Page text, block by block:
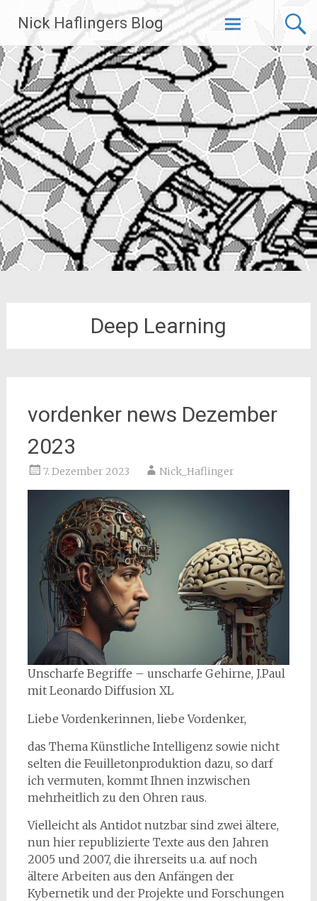
Inhalt
springen
Nick Haflingers Blog
Deep Learning
vordenker news Dezember
2023
7. Dezember 2023 Nick_Haflinger
Unscharfe Begriffe – unscharfe Gehirne, J.Paul
mit Leonardo Diffusion XL
Liebe Vordenkerinnen, liebe Vordenker,
das Thema Künstliche Intelligenz sowie nicht
selten die Feuilletonproduktion dazu, so darf
ich vermuten, kommt Ihnen inzwischen
mehrheitlich zu den Ohren raus.
Vielleicht als Antidot nutzbar sind zwei ältere,
nun hier republizierte Texte aus den Jahren
2005 und 2007, die ihrerseits u.a. auf noch
ältere Arbeiten aus den Anfängen der
Kybernetik und der Projekte und Forschungen